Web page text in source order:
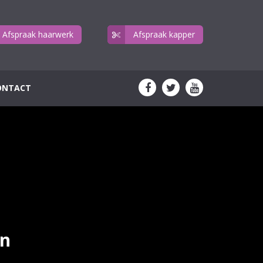
Afspraak haarwerk Afspraak kapper